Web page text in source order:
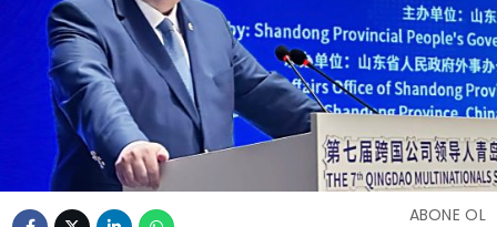
ABONE OL